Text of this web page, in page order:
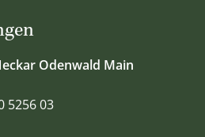
Odenwald Main
5256 03